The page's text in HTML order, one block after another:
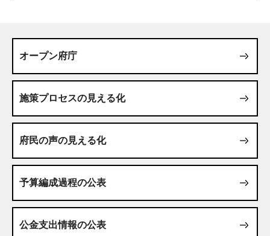
オープン府庁
施策プロセスの見える化
府民の声の見える化
予算編成過程の公表
公金支出情報の公表